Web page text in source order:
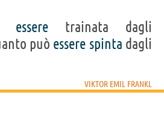
esseretrainata dagli
può essere spinta dagli
VIKTOR EMIL FRANKL